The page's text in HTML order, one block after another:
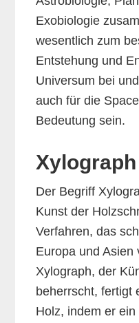
Exobiologie
wesentlich zum
Entstehung und
Universum bei
auch für die
Bedeutung sein.
Xylograph
Der Begriff
Kunst der
Verfahren, das
Europa und Asien
Xylograph, der
beherrscht, fertigt
Holz, indem er